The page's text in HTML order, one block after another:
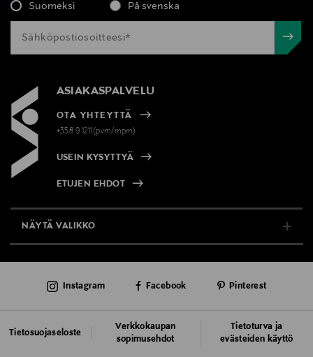
Suomeksi På svenska
ASIAKASPALVELU
OTA YHTEYTTÄ
+358 9 1211(pvm/mpm)
USEIN KYSYTTYÄ
ETUJEN EHDOT
NÄYTÄ VALIKKO
AJANKOHTAISTA
Tietosuojaseloste
Verkkokaupan
sopimusehdot
Tietoturva ja
evästeiden käyttö
Instagram Facebook Pinterest